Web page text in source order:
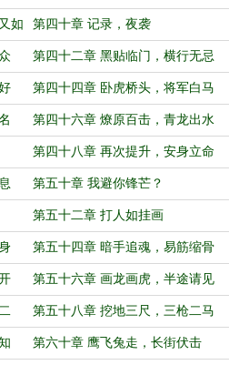
如 第四十章 记录，夜袭
第四十二章 黑贴临门，横行无忌
第四十四章 卧虎桥头，将军白马
第四十六章 燎原百击，青龙出水
第四十八章 再次提升，安身立命
第五十章 我避你锋芒？
第五十二章 打人如挂画
第五十四章 暗手追魂，易筋缩骨
第五十六章 画龙画虎，半途请见
第五十八章 挖地三尺，三枪二马
第六十章 鹰飞兔走，长街伏击